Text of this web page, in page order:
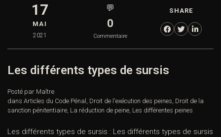
17
MAI
2021
💬
0
Commentaire
SHARE
Les différents types de sursis
Posté par Maître
dans Articles du Code Pénal , Droit de l'exécution des peines, Droit de la
sanction pénitentiaire, La réduction de peine, Les différentes peines
Les différents types de sursis : Les différents types de sursis